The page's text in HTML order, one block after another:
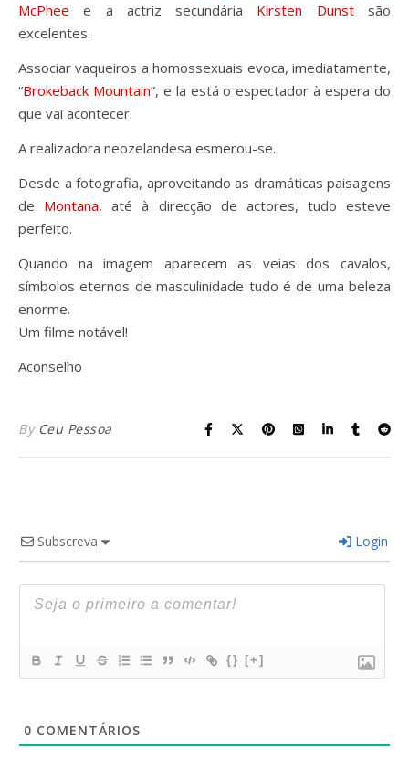
McPhee e a actriz secundária Kirsten Dunstsão
excelentes.
Associar vaqueiros a homossexuais evoca, imediatamente,
“Brokeback Mountain”, e la está o espectador à espera do
que vai acontecer.
A realizadora neozelandesa esmerou-se.
Desde a fotografia, aproveitando as dramáticas paisagens
de Montana, até à direcção de actores, tudo esteve
perfeito.
Quando na imagem aparecem as veias dos cavalos,
símbolos eternos de masculinidade tudo é de uma beleza
enorme.
Um filme notável!
Aconselho
By Ceu Pessoa
Subscreva Login
{} [+]
0 COMENTÁRIOS